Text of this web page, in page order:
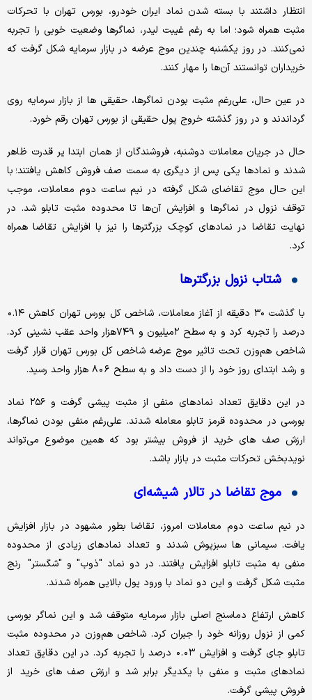
انتظار داشتند با بسته شدن نماد ایران خودرو، بورس تهران با تحرکات
مثبت همراه شود؛ اما به رغم غیبت لیدر، نماگرها وضعیت خوبی را تجربه
نمی‌کنند. در روز یکشنبه چندین موج عرضه در بازار سرمایه شکل گرفت که
خریداران توانستند آن‌ها را مهار کنند.
در عین حال، علی‌رغم مثبت بودن نماگرها، حقیقی ها از بازار سرمایه روی
گرداندند و در روز گذشته خروج پول حقیقی از بورس تهران رقم خورد.
حال در جریان معاملات دوشنبه، فروشندگان از همان ابتدا پر قدرت ظاهر
شدند و نمادها یکی پس از دیگری به سمت صف فروش کاهش یافتند؛ با
این حال موج تقاضای شکل گرفته در نیم ساعت دوم معاملات، موجب
توقف نزول در نماگرها و افزایش آن‌ها تا محدوده مثبت تابلو شد. در
نهایت تقاضا در نمادهای کوچک بزرگترها را نیز با افزایش تقاضا همراه
کرد.
شتاب نزول بزرگترها
با گذشت ۳۰ دقیقه از آغاز معاملات، شاخص کل بورس تهران کاهش ٠.١٤
درصد را تجربه کرد و به سطح ٢میلیون و ٧٤٩هزار واحد عقب نشینی کرد.
شاخص هم‌وزن تحت تاثیر موج عرضه شاخص کل بورس تهران قرار گرفت
و رشد ابتدای روز خود را از دست داد و به سطح ٨٠٦ هزار واحد رسید.
در این دقایق تعداد نمادهای منفی از مثبت پیشی گرفت و ۲۵۶ نماد
بورسی در محدوده قرمز تابلو معامله شدند. علی‌رغم منفی بودن نماگرها،
ارزش صف های خرید از فروش بیشتر بود که همین موضوع می‌تواند
نویدبخش تحرکات مثبت در بازار باشد.
موج تقاضا در تالار شیشه‌ای
در نیم ساعت دوم معاملات امروز، تقاضا بطور مشهود در بازار افزایش
یافت. سیمانی ها سبزپوش شدند و تعداد نمادهای زیادی از محدوده
منفی به مثبت تابلو افزایش یافتند. در دو نماد "ذوب" و "شگستر" رنج
مثبت شکل گرفت و این دو نماد با ورود پول بالایی همراه شدند.
کاهش ارتفاع دماسنج اصلی بازار سرمایه متوقف شد و این نماگر بورسی
کمی از نزول روزانه خود را جبران کرد. شاخص هم‌وزن در محدوده مثبت
تابلو جای گرفت و افزایش ٠.٠٣ درصد را تجربه کرد. در این دقایق تعداد
نمادهای مثبت و منفی با یکدیگر برابر شد و ارزش صف های خرید از
فروش پیشی گرفت.